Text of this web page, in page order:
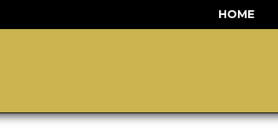
HOME